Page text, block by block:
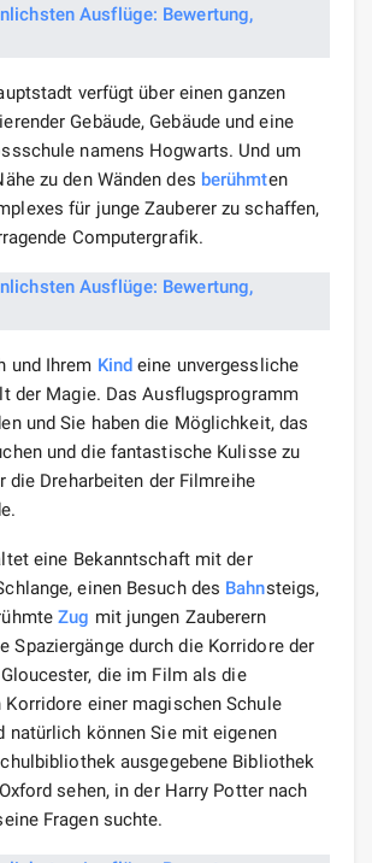
verfügt über einen ganzen
Gebäude, Gebäude und eine
namens Hogwarts. Und um
zu den Wänden des berühmten
für junge Zauberer zu schaffen,
Computergrafik.
und Ihrem Kind eine unvergessliche
der Magie. Das Ausflugsprogramm
und Sie haben die Möglichkeit, das
und die fantastische Kulisse zu
die Dreharbeiten der Filmreihe
eine Bekanntschaft mit der
einen Besuch des Bahnsteigs,
Zug mit jungen Zauberern
Spaziergänge durch die Korridore der
die im Film als die
Korridore einer magischen Schule
natürlich können Sie mit eigenen
ausgegebene Bibliothek
sehen, in der Harry Potter nach
Fragen suchte.